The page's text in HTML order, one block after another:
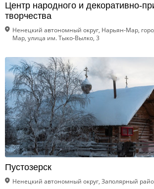
Центр народного и декоративно-
творчества
Ненецкий автономный округ, Нарьян-Мар,
Мар, улица им. Тыко-Вылко, 3
Пустозерск
Ненецкий автономный округ, Заполярный